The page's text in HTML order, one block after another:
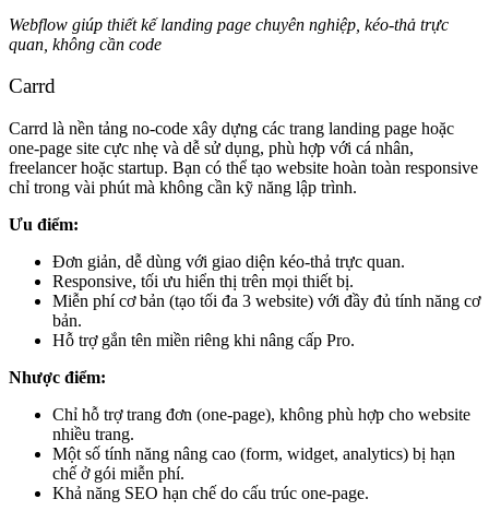
Webflow giúp thiết kế landing page chuyên nghiệp, kéo-thả trực
quan, không cần code
Carrd
Carrd là nền tảng no-code xây dựng các trang landing page hoặc
one‑page site cực nhẹ và dễ sử dụng, phù hợp với cá nhân,
freelancer hoặc startup. Bạn có thể tạo website hoàn toàn responsive
chỉ trong vài phút mà không cần kỹ năng lập trình.
Ưu điểm:
Đơn giản, dễ dùng với giao diện kéo-thả trực quan.
Responsive, tối ưu hiển thị trên mọi thiết bị.
Miễn phí cơ bản (tạo tối đa 3 website) với đầy đủ tính năng cơ
bản.
Hỗ trợ gắn tên miền riêng khi nâng cấp Pro.
Nhược điểm:
Chỉ hỗ trợ trang đơn (one-page), không phù hợp cho website
nhiều trang.
Một số tính năng nâng cao (form, widget, analytics) bị hạn
chế ở gói miễn phí.
Khả năng SEO hạn chế do cấu trúc one-page.